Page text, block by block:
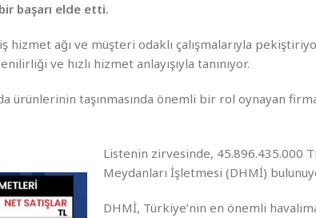
başarı elde etti.
hizmet ağı ve müşteri odaklı çalışmalarıyla
ve hızlı hizmet anlayışıyla tanınıyor.
ürünlerinin taşınmasında önemli bir rol oynayan
Listenin zirvesinde, 45.896.435.000
Meydanları İşletmesi (DHMİ)
DHMİ, Türkiye’nin en önemli